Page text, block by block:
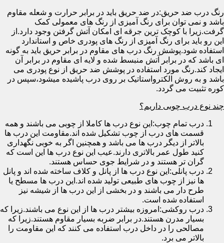
رنگ درب ضد حریق:در ضد حریق باید در برابر حرارت و شعله مقاوم
باشد و نمی توان برای رنگ آمیزی از رنگ های معمولی کمک
گرفت.زیرا با کوچک ترین جرقه ای امکان آتش گرفتن وجود دارد.از
این رو باید برای رنگ آمیزی از رنگ های پودری خاص و استاندارد
استفاده شود.پوشش رنگ درب های مقاوم در برابر حریق باید به گونه
ای باشد که در برابر آتش منبسط شده و لایه ای مقاوم در برابر آن
ایجاد کند.رنگ مورد استفاده در پوشش ضد حریق از نوع پودری می
باشد و به روش الکترواستاتیک بر روی درب پاشیده میشود،سپس در
کوره تثبیت می گردد.
چند نوع درب چوبی داریم؟
درب تمام چوب:این نوع درب ها کاملا از چوبی می باشند و همه
قسمت های درب از چوب تشکیل شده اند.مقاومت این درب ها
بالاتر از دیگر درب ها می باشد و همچنین اگر به خوبی نگهداری
کنید طول عمر بالاتری دارند.عیب این نوع درب ها این است که
گران تر هستند و در شرایط جوی حساس هستند.
درب پانلی:این نوع درب ها از پانل و کلاف ساخته شده اند و پانل
ها نیز از چوب های طبیعی تولید شده اند.این درب ها مسطح یا
طرح دار می باشند و در بخشی از این درب ها از شیشه نیز
استفاده شده است.
درب روکشی:امروزه بیشتر درب ها از این نوع می باشند.زیرا که
بسیار مدرن هستند.در برابر ضربه بسیار مقاوم هستند.زیرا که
مصالحی را در داخل درب استفاده می کنند که این مقاومت را
بالاتر می برد.